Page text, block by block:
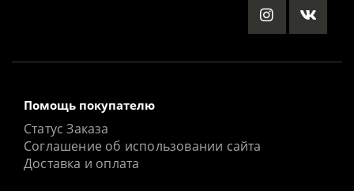
Помощь покупателю
Статус Заказа
Соглашение об использовании сайта
Доставка и оплата